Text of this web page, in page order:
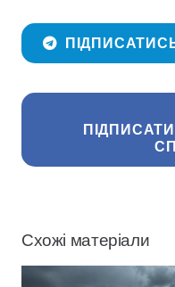
Схожі матеріали